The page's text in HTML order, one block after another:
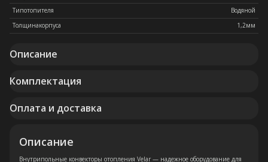
Типотопителя
Водяной
Толщинакорпуса
1,2мм
Описание
Комплектация
Оплата и доставка
Описание
Внутрипольные конвекторы отопления Velar — надежное оборудование для